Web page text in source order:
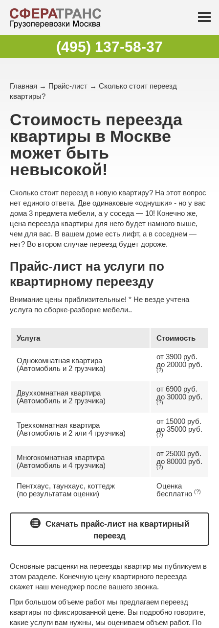
(495) 137-58-37
Главная → Прайс-лист → Сколько стоит переезд
квартиры?
Стоимость переезда
квартиры в Москве
может быть
невысокой!
Сколько стоит переезд в новую квартиру? На этот вопрос
нет единого ответа. Две одинаковые «однушки» - но у вас
дома 3 предмета мебели, а у соседа — 10! Конечно же,
цена переезда квартиры для него будет намного выше,
чем для вас. В вашем доме есть лифт, а в соседнем —
нет? Во втором случае переезд будет дороже.
Прайс-лист на услуги по
квартирному переезду
Внимание цены приблизительные! * Не везде учтена
услуга по сборке-разборке мебели..
Услуга Стоимость
Однокомнатная квартира
(Автомобиль и 2 грузчика)
от 3900 руб.
до 20000 руб.
(?)
Двухкомнатная квартира
(Автомобиль и 2 грузчика)
от 6900 руб.
до 30000 руб.
(?)
Трехкомнатная квартира
(Автомобиль и 2 или 4 грузчика)
от 15000 руб.
до 35000 руб.
(?)
Многокомнатная квартира
(Автомобиль и 4 грузчика)
от 25000 руб.
до 80000 руб.
(?)
Пентхаус, таунхаус, коттедж
(по результатам оценки)
Оценка
бесплатно (?)
Скачать прайс-лист на квартирный
переезд
Основные расценки на переезды квартир мы публикуем в
этом разделе. Конечную цену квартирного переезда
скажет наш менеджер после вашего звонка.
При большом объеме работ мы предлагаем переезд
квартиры по фиксированной цене. Вы подробно говорите,
какие услуги вам нужны, мы оцениваем объем работ. По